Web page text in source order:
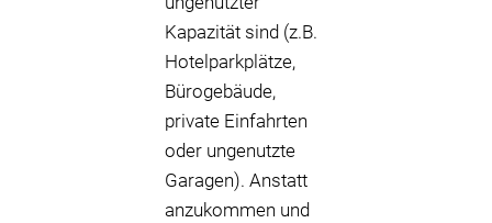
Kapazität sind (z.B.
Hotelparkplätze,
Bürogebäude,
private Einfahrten
oder ungenutzte
Garagen). Anstatt
anzukommen und